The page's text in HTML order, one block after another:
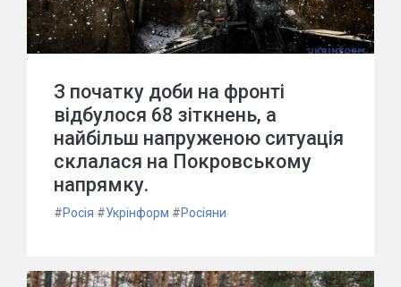
З початку доби на фронті
відбулося 68 зіткнень, а
найбільш напруженою ситуація
склалася на Покровському
напрямку.
#Росія #Укрінформ #Росіяни